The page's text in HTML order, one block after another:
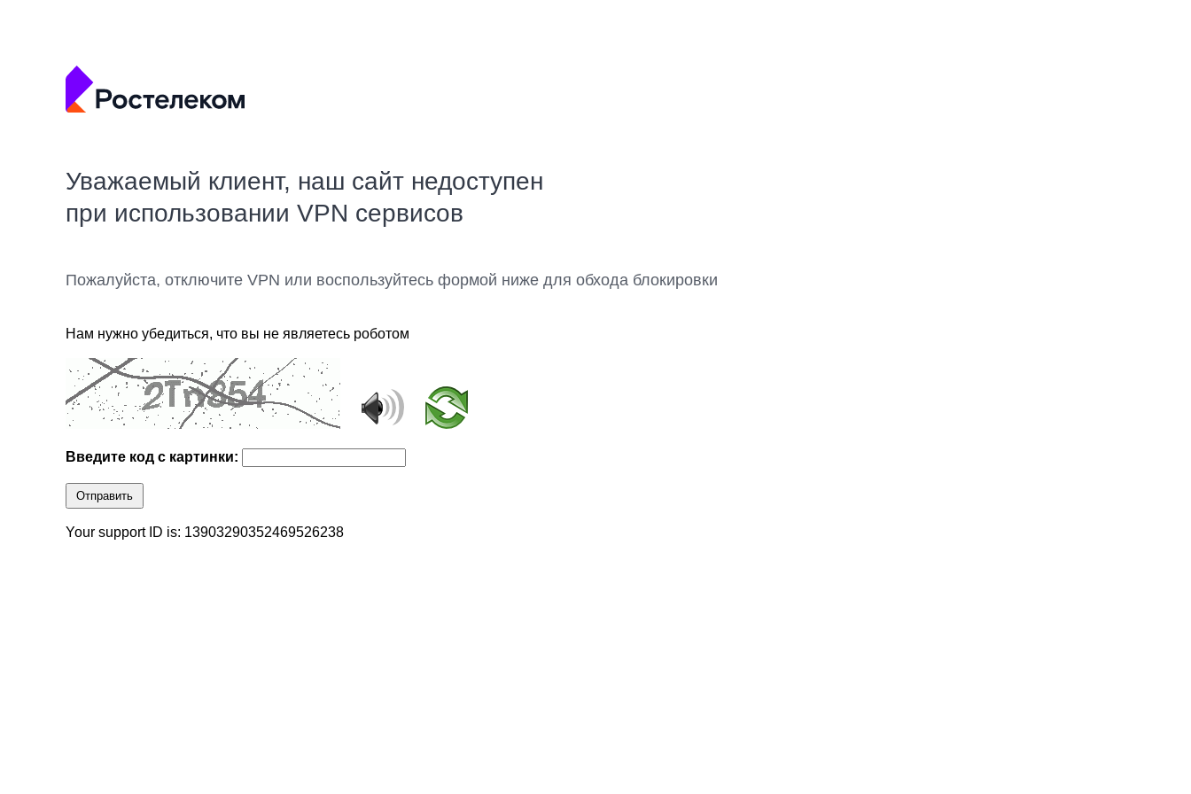
Уважаемый клиент, наш сайт недоступен
при использовании VPN сервисов
Пожалуйста, отключите VPN или воспользуйтесь формой ниже для обхода блокировки
Нам нужно убедиться, что вы не являетесь роботом
Введите код с картинки:
Отправить
Your support ID is: 13903290352469526238